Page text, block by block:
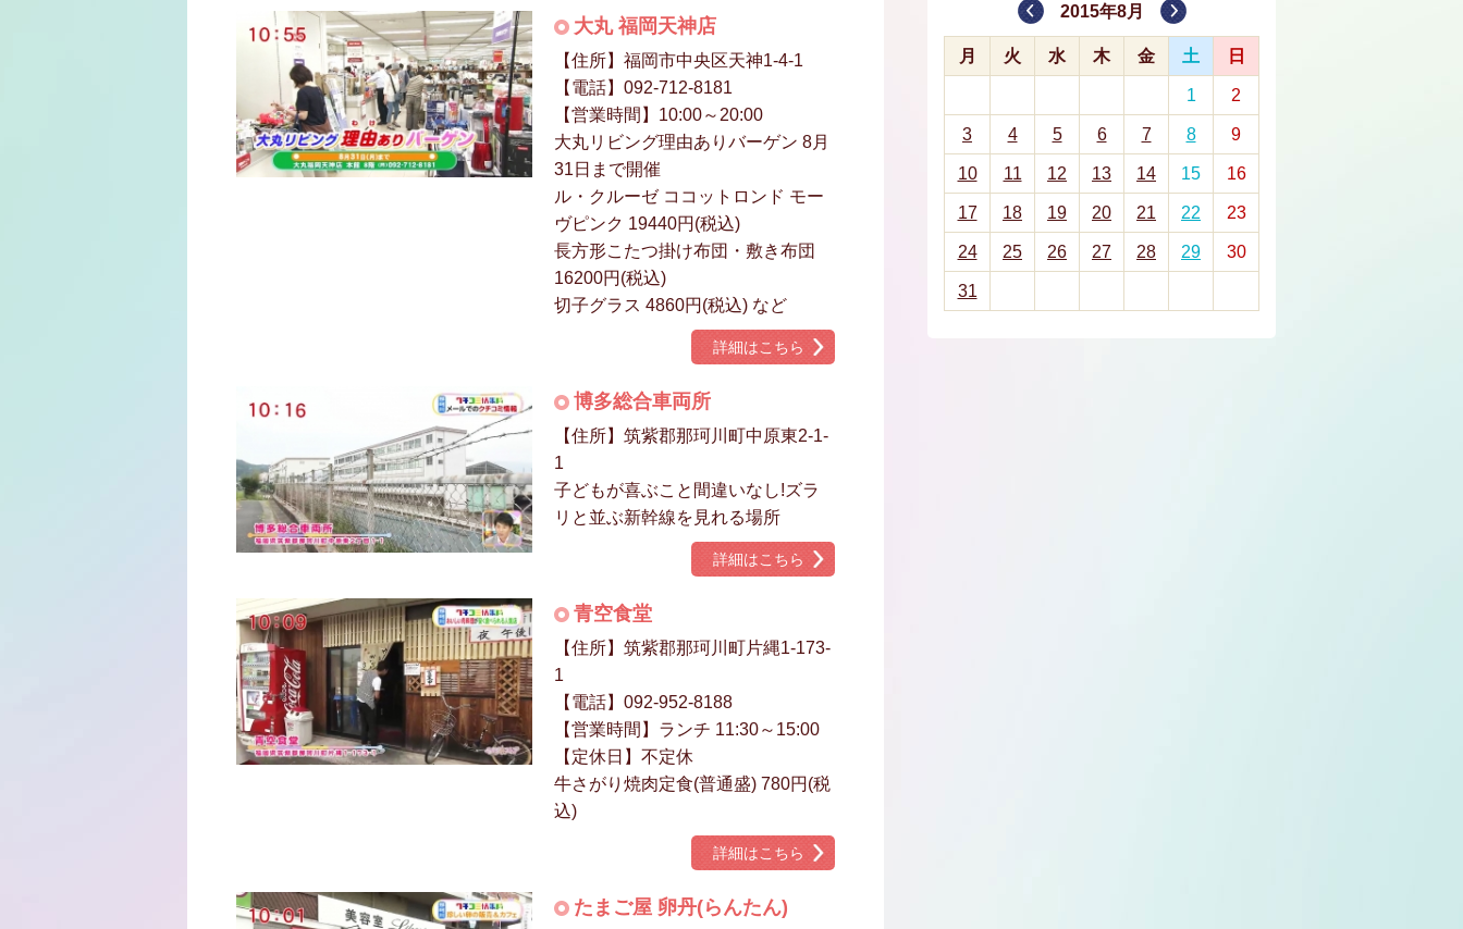
大丸 福岡天神店
【住所】福岡市中央区天神1-4-1
【電話】092-712-8181
【営業時間】10:00～20:00
大丸リビング理由ありバーゲン 8月
31日まで開催
ル・クルーゼ ココットロンド モー
ヴピンク 19440円(税込)
長方形こたつ掛け布団・敷き布団
16200円(税込)
切子グラス 4860円(税込) など
詳細はこちら
博多総合車両所
【住所】筑紫郡那珂川町中原東2-1-
1
子どもが喜ぶこと間違いなし!ズラ
リと並ぶ新幹線を見れる場所
詳細はこちら
青空食堂
【住所】筑紫郡那珂川町片縄1-173-
1
【電話】092-952-8188
【営業時間】ランチ 11:30～15:00
【定休日】不定休
牛さがり焼肉定食(普通盛) 780円(税
込)
詳細はこちら
たまご屋 卵丹(らんたん)
2015年8月
月 火 水 木 金 土 日
1 2
3 4 5 6 7 8 9
10 11 12 13 14 15 16
17 18 19 20 21 22 23
24 25 26 27 28 29 30
31